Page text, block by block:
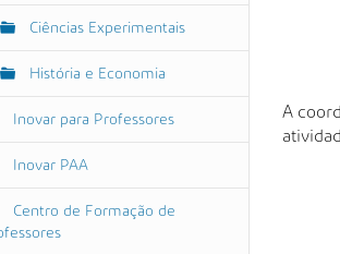
A
Ciências Experimentais
História e Economia
Inovar para Professores
Inovar PAA
Centro de Formação de